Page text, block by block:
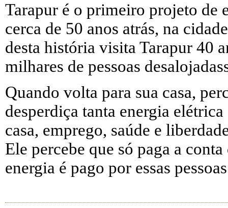
Tarapur é o primeiro projeto
cerca de 50 anos atrás, na
desta história visita Tarapur 40
milhares de pessoas
Quando volta para sua casa,
desperdiça tanta energia
casa, emprego, saúde e
Ele percebe que só paga a
energia é pago por essas